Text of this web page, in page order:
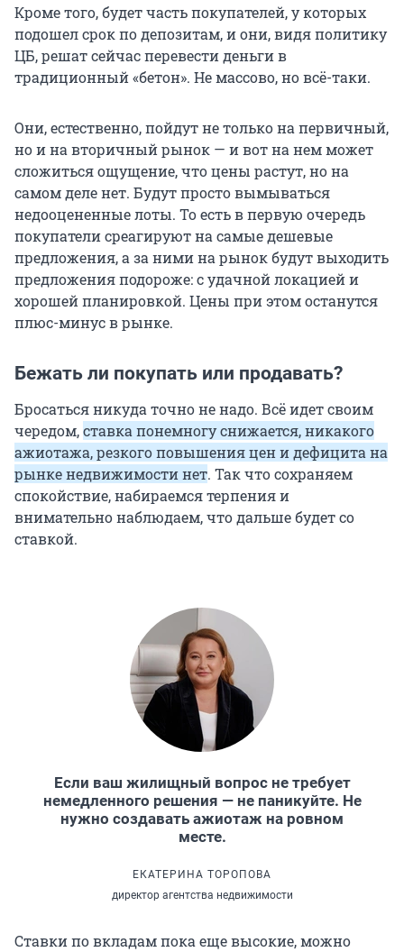
Кроме того, будет часть покупателей, у которых
подошел срок по депозитам, и они, видя политику
ЦБ, решат сейчас перевести деньги в
традиционный «бетон». Не массово, но всё-таки.
Они, естественно, пойдут не только на первичный,
но и на вторичный рынок — и вот на нем может
сложиться ощущение, что цены растут, но на
самом деле нет. Будут просто вымываться
недооцененные лоты. То есть в первую очередь
покупатели среагируют на самые дешевые
предложения, а за ними на рынок будут выходить
предложения подороже: с удачной локацией и
хорошей планировкой. Цены при этом останутся
плюс-минус в рынке.
Бежать ли покупать или продавать?
Бросаться никуда точно не надо. Всё идет своим
чередом,ставка понемногу снижается, никакого
ажиотажа, резкого повышения цен и дефицита на
рынке недвижимости нет. Так что сохраняем
спокойствие, набираемся терпения и
внимательно наблюдаем, что дальше будет со
ставкой.
Если ваш жилищный вопрос не требует
немедленного решения — не паникуйте. Не
нужно создавать ажиотаж на ровном
месте.
ЕКАТЕРИНА ТОРОПОВА
директор агентства недвижимости
Ставки по вкладам пока еще высокие, можно